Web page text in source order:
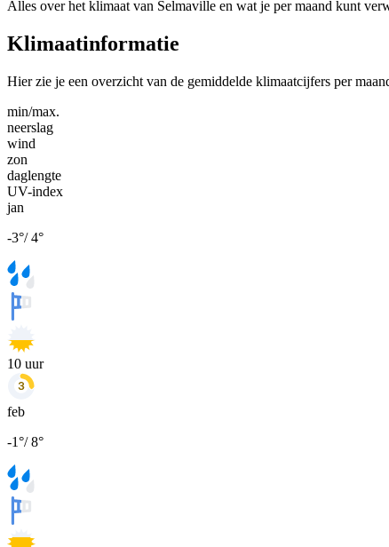
Alles over het klimaat van Selmaville en wat je per maand kunt
Klimaatinformatie
Hier zie je een overzicht van de gemiddelde klimaatcijfers per
min/max.
neerslag
wind
zon
daglengte
UV-index
jan
-3°/4°
10 uur
feb
-1°/8°